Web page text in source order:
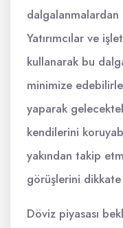
dalgalanmalardan
Yatırımcılar ve
kullanarak bu
minimize
yaparak
kendilerini
yakından takip
görüşlerini
Döviz piyasası